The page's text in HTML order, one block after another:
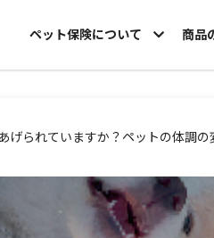
ペット保険について 商品
げられていますか？ペットの体調の